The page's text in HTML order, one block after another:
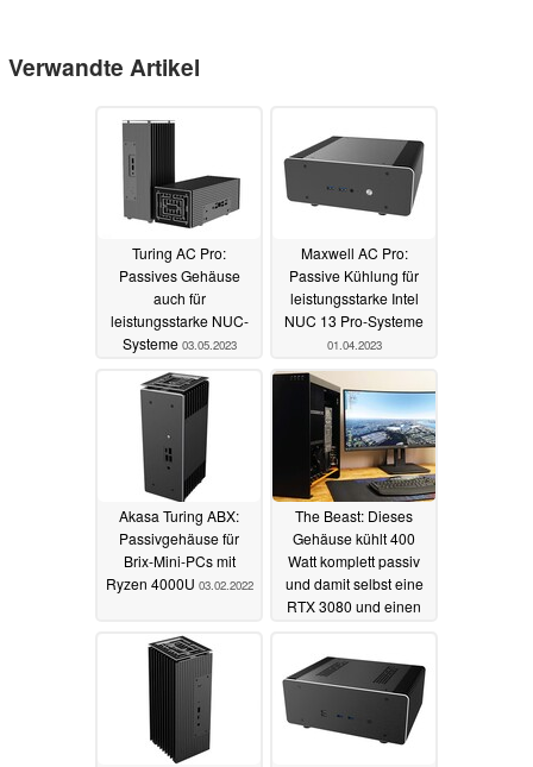
Verwandte Artikel
Turing AC Pro:
Passives Gehäuse
auch für
leistungsstarke NUC-
Systeme 03.05.2023
Maxwell AC Pro:
Passive Kühlung für
leistungsstarke Intel
NUC 13 Pro-Systeme
01.04.2023
Akasa Turing ABX:
Passivgehäuse für
Brix-Mini-PCs mit
Ryzen 4000U 03.02.2022
The Beast: Dieses
Gehäuse kühlt 400
Watt komplett passiv
und damit selbst eine
RTX 3080 und einen
25.10.2021